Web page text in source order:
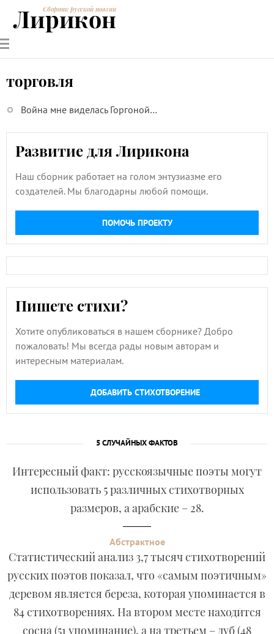
РУССКИЕ
ПОЭТЫ
СОВРЕМЕННИКИЭНЦИКЛОПЕДИЯ
ПОЭЗИИ
Сборник русской поэзии
Лирикон
торговля
Война мне виделась Горгоной…
Развитие для Лирикона
Наш сборник работает на голом энтузиазме его
создателей. Мы благодарны любой помощи.
ПОМОЧЬ ПРОЕКТУ
Пишете стихи?
Хотите опубликоваться в нашем сборнике? Добро
пожаловать! Мы всегда рады новым авторам и
интересным материалам.
ДОБАВИТЬ СТИХОТВОРЕНИЕ
5 СЛУЧАЙНЫХ ФАКТОВ
Интересный факт: русскоязычные поэты могут
использовать 5 различных стихотворных
размеров, а арабские – 28.
Абстрактное
Статистический анализ 3,7 тысяч стихотворений
русских поэтов показал, что «самым поэтичным»
деревом является береза, которая упоминается в
84 стихотворениях. На втором месте находится
сосна (51 упоминание), а на третьем – дуб (48